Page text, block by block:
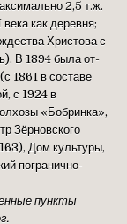
2,5 т.ж.
как деревня;
Христова с
В 1894 была от­
1861 в составе
с 1924 в
«Бобринка»,
Зёрновского
Дом культуры,
погранично-
пункты